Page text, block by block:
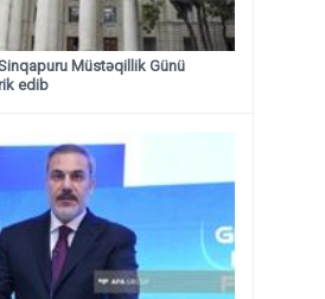
Müstəqillik Günü
edib